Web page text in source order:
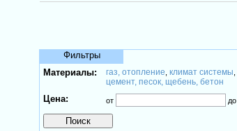
Фильтры
Материалы:
газ, отопление ,климат системы
цемент, песок, щебень, бетон
Цена: от до